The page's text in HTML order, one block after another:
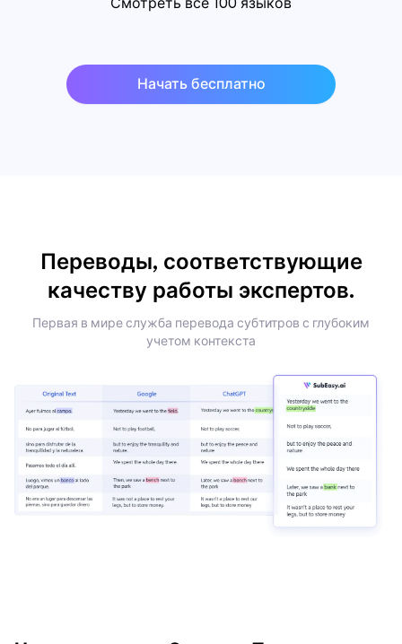
Начать бесплатно
Переводы, соответствующие
качеству работы экспертов.
Первая в мире служба перевода субтитров с глубоким
учетом контекста